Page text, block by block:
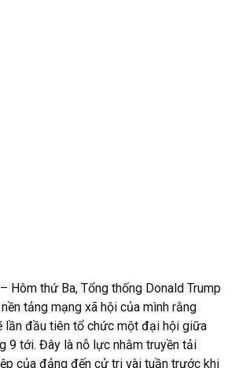
– Hôm thứ Ba, Tổng thống Donald Trump
tảng mạng xã hội của mình rằng
lần đầu tiên tổ chức một đại hội giữa
9 tới. Đây là nỗ lực nhằm truyền tải
của đảng đến cử tri vài tuần trước khi